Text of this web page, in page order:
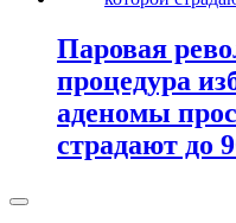
Паровая
процедура
аденомы
страдают до